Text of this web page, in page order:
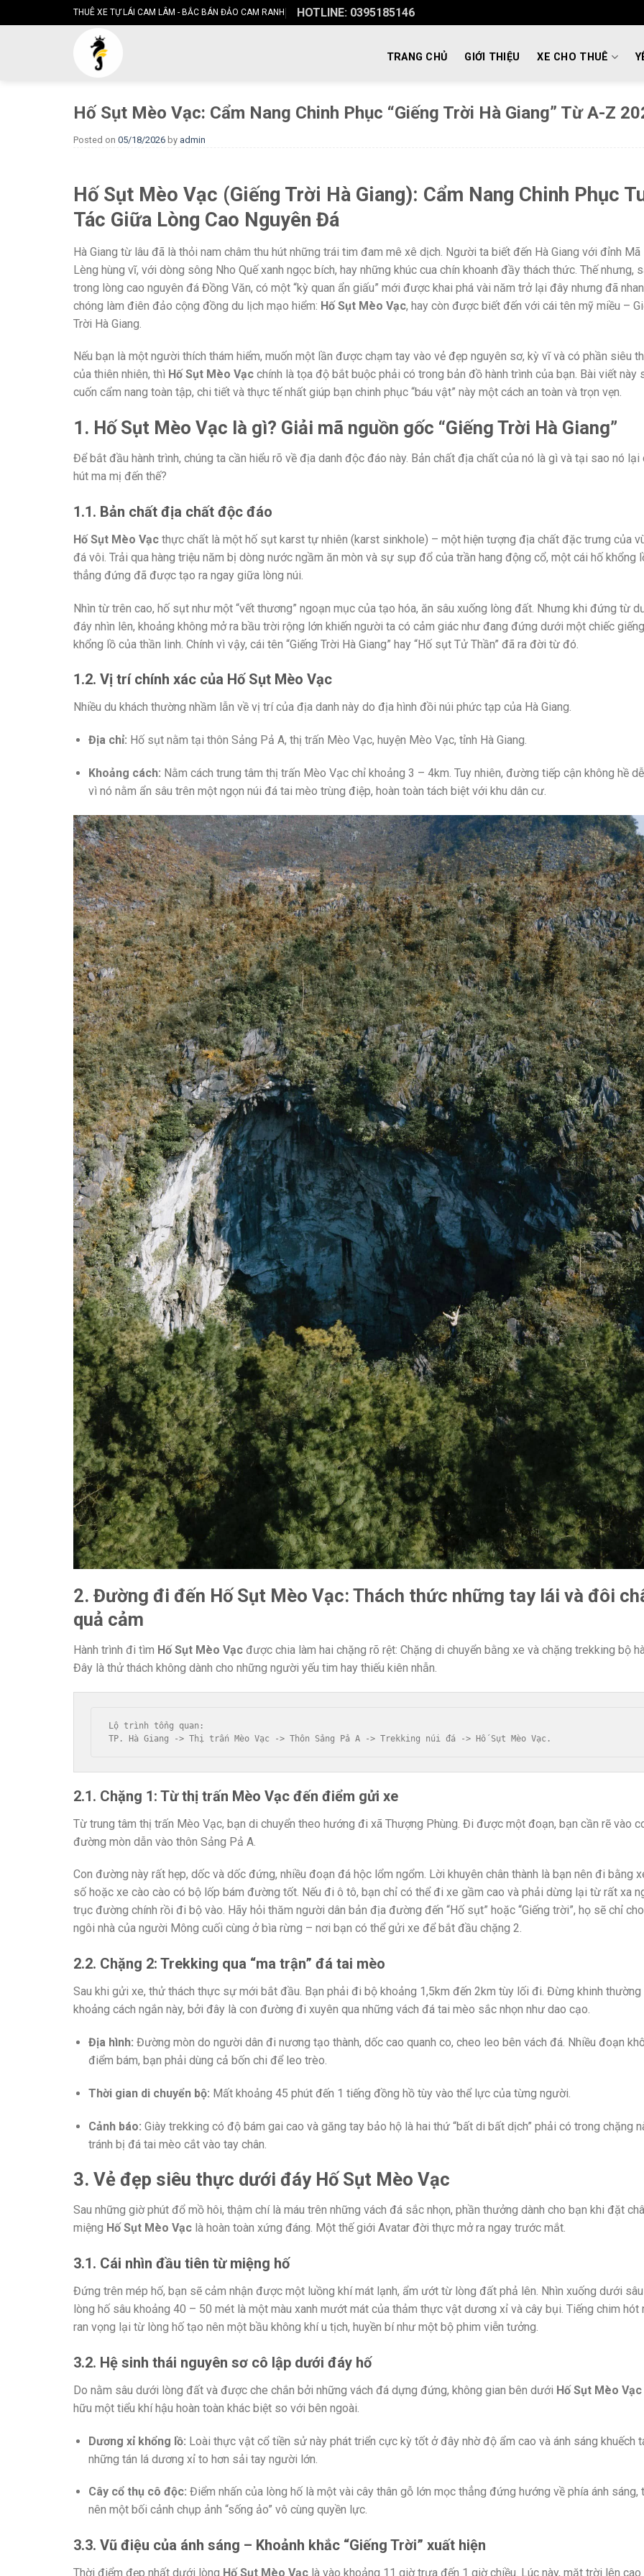
to
THUÊ XE TỰ LÁI CAM LÂM - BẮC BÁN ĐẢO CAM RANH HOTLINE: 0395185146
TRANG CHỦ GIỚI THIỆU XE CHO THUÊ
Hố Sụt Mèo Vạc: Cẩm Nang Chinh Phục “Giếng Trời Hà Giang” Từ A-Z
Posted on 05/18/2026 by admin
Hố Sụt Mèo Vạc (Giếng Trời Hà Giang): Cẩm Nang Chinh Phục
Tác Giữa Lòng Cao Nguyên Đá
Hà Giang từ lâu đã là thỏi nam châm thu hút những trái tim đam mê xê dịch. Người ta biết đến Hà Giang với đỉnh Mã
Lèng hùng vĩ, với dòng sông Nho Quế xanh ngọc bích, hay những khúc cua chín khoanh đầy thách thức. Thế nhưng,
trong lòng cao nguyên đá Đồng Văn, có một “kỳ quan ẩn giấu” mới được khai phá vài năm trở lại đây nhưng đã
chóng làm điên đảo cộng đồng du lịch mạo hiểm: Hố Sụt Mèo Vạc, hay còn được biết đến với cái tên mỹ miều –
Trời Hà Giang.
Nếu bạn là một người thích thám hiểm, muốn một lần được chạm tay vào vẻ đẹp nguyên sơ, kỳ vĩ và có phần siêu
của thiên nhiên, thì Hố Sụt Mèo Vạc chính là tọa độ bắt buộc phải có trong bản đồ hành trình của bạn. Bài viết này
cuốn cẩm nang toàn tập, chi tiết và thực tế nhất giúp bạn chinh phục “báu vật” này một cách an toàn và trọn vẹn.
1. Hố Sụt Mèo Vạc là gì? Giải mã nguồn gốc “Giếng Trời Hà Giang”
Để bắt đầu hành trình, chúng ta cần hiểu rõ về địa danh độc đáo này. Bản chất địa chất của nó là gì và tại sao nó
hút ma mị đến thế?
1.1. Bản chất địa chất độc đáo
Hố Sụt Mèo Vạc thực chất là một hố sụt karst tự nhiên (karst sinkhole) – một hiện tượng địa chất đặc trưng của
đá vôi. Trải qua hàng triệu năm bị dòng nước ngầm ăn mòn và sự sụp đổ của trần hang động cổ, một cái hố khổng
thẳng đứng đã được tạo ra ngay giữa lòng núi.
Nhìn từ trên cao, hố sụt như một “vết thương” ngoạn mục của tạo hóa, ăn sâu xuống lòng đất. Nhưng khi đứng từ
đáy nhìn lên, khoảng không mở ra bầu trời rộng lớn khiến người ta có cảm giác như đang đứng dưới một chiếc giếng
khổng lồ của thần linh. Chính vì vậy, cái tên “Giếng Trời Hà Giang” hay “Hố sụt Tử Thần” đã ra đời từ đó.
1.2. Vị trí chính xác của Hố Sụt Mèo Vạc
Nhiều du khách thường nhầm lẫn về vị trí của địa danh này do địa hình đồi núi phức tạp của Hà Giang.
Địa chỉ: Hố sụt nằm tại thôn Sảng Pả A, thị trấn Mèo Vạc, huyện Mèo Vạc, tỉnh Hà Giang.
Khoảng cách: Nằm cách trung tâm thị trấn Mèo Vạc chỉ khoảng 3 – 4km. Tuy nhiên, đường tiếp cận không hề
vì nó nằm ẩn sâu trên một ngọn núi đá tai mèo trùng điệp, hoàn toàn tách biệt với khu dân cư.
2. Đường đi đến Hố Sụt Mèo Vạc: Thách thức những tay lái và đôi
quả cảm
Hành trình đi tìm Hố Sụt Mèo Vạc được chia làm hai chặng rõ rệt: Chặng di chuyển bằng xe và chặng trekking bộ
Đây là thử thách không dành cho những người yếu tim hay thiếu kiên nhẫn.
Lộ trình tổng quan:
2.1. Chặng 1: Từ thị trấn Mèo Vạc đến điểm gửi xe
Từ trung tâm thị trấn Mèo Vạc, bạn di chuyển theo hướng đi xã Thượng Phùng. Đi được một đoạn, bạn cần rẽ vào
đường mòn dẫn vào thôn Sảng Pả A.
Con đường này rất hẹp, dốc và dốc đứng, nhiều đoạn đá hộc lổm ngổm. Lời khuyên chân thành là bạn nên đi bằng
số hoặc xe cào cào có bộ lốp bám đường tốt. Nếu đi ô tô, bạn chỉ có thể đi xe gầm cao và phải dừng lại từ rất xa
trục đường chính rồi đi bộ vào. Hãy hỏi thăm người dân bản địa đường đến “Hố sụt” hoặc “Giếng trời”, họ sẽ chỉ
ngôi nhà của người Mông cuối cùng ở bìa rừng – nơi bạn có thể gửi xe để bắt đầu chặng 2.
2.2. Chặng 2: Trekking qua “ma trận” đá tai mèo
Sau khi gửi xe, thử thách thực sự mới bắt đầu. Bạn phải đi bộ khoảng 1,5km đến 2km tùy lối đi. Đừng khinh thường
khoảng cách ngắn này, bởi đây là con đường đi xuyên qua những vách đá tai mèo sắc nhọn như dao cạo.
Địa hình: Đường mòn do người dân đi nương tạo thành, dốc cao quanh co, cheo leo bên vách đá. Nhiều đoạn
điểm bám, bạn phải dùng cả bốn chi để leo trèo.
Thời gian di chuyển bộ: Mất khoảng 45 phút đến 1 tiếng đồng hồ tùy vào thể lực của từng người.
Cảnh báo: Giày trekking có độ bám gai cao và găng tay bảo hộ là hai thứ “bất di bất dịch” phải có trong chặng
tránh bị đá tai mèo cắt vào tay chân.
3. Vẻ đẹp siêu thực dưới đáy Hố Sụt Mèo Vạc
Sau những giờ phút đổ mồ hôi, thậm chí là máu trên những vách đá sắc nhọn, phần thưởng dành cho bạn khi đặt
miệng Hố Sụt Mèo Vạc là hoàn toàn xứng đáng. Một thế giới Avatar đời thực mở ra ngay trước mắt.
3.1. Cái nhìn đầu tiên từ miệng hố
Đứng trên mép hố, bạn sẽ cảm nhận được một luồng khí mát lạnh, ẩm ướt từ lòng đất phả lên. Nhìn xuống dưới
lòng hố sâu khoảng 40 – 50 mét là một màu xanh mướt mát của thảm thực vật dương xỉ và cây bụi. Tiếng chim hót
ran vọng lại từ lòng hố tạo nên một bầu không khí u tịch, huyền bí như một bộ phim viễn tưởng.
3.2. Hệ sinh thái nguyên sơ cô lập dưới đáy hố
Do nằm sâu dưới lòng đất và được che chắn bởi những vách đá dựng đứng, không gian bên dưới Hố Sụt Mèo Vạc
hữu một tiểu khí hậu hoàn toàn khác biệt so với bên ngoài.
Dương xỉ khổng lồ: Loài thực vật cổ tiền sử này phát triển cực kỳ tốt ở đây nhờ độ ẩm cao và ánh sáng khuếch
những tán lá dương xỉ to hơn sải tay người lớn.
Cây cổ thụ cô độc: Điểm nhấn của lòng hố là một vài cây thân gỗ lớn mọc thẳng đứng hướng về phía ánh sáng,
nên một bối cảnh chụp ảnh “sống ảo” vô cùng quyền lực.
3.3. Vũ điệu của ánh sáng – Khoảnh khắc “Giếng Trời” xuất hiện
Thời điểm đẹp nhất dưới lòng Hố Sụt Mèo Vạc là vào khoảng 11 giờ trưa đến 1 giờ chiều. Lúc này, mặt trời lên cao